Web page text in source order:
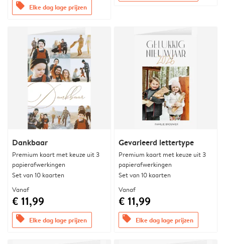
offers Elke dag lage prijzen
Dankbaar
Premium kaart met keuze uit 3
papierafwerkingen
Set van 10 kaarten
Vanaf
€ 11,99
offers Elke dag lage prijzen
Gevarieerd lettertype
Premium kaart met keuze uit 3
papierafwerkingen
Set van 10 kaarten
Vanaf
€ 11,99
offers Elke dag lage prijzen